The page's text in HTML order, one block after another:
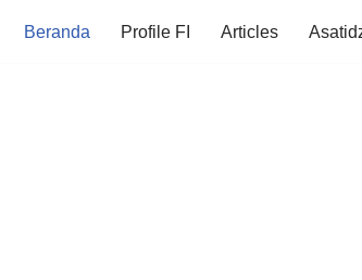
Beranda Profile FI Articles